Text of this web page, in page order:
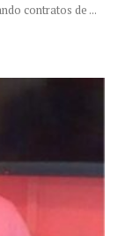
contratos de ...